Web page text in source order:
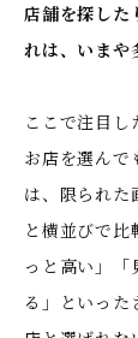
店舗を探した
れは、いまや
ここで注目
お店を選んで
は、限られた
と横並びで
っと高い」「
る」といっ